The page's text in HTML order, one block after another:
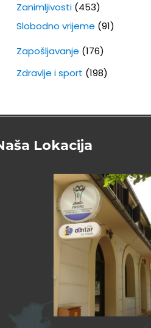
Zanimljivosti(453)
Slobodno vrijeme (91)
Zapošljavanje (176)
Zdravlje i sport (198)
Lokacija